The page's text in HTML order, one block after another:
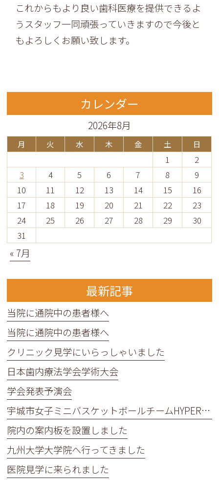
これからもより良い歯科医療を提供できるよ
うスタッフ一同頑張っていきますので今後と
もよろしくお願い致します。
カレンダー
2026年8月
月 火 水 木 金 土 日
1
2
3
4 5 6 7 8
9
10
11 12 13 14 15
16
17
18 19 20 21 22
23
24
25 26 27 28 29
30
31
« 7月
最新記事
当院に通院中の患者様へ
当院に通院中の患者様へ
クリニック見学にいらっしゃいました
日本歯内療法学会学術大会
学会発表予演会
宇城市女子ミニバスケットボールチームHYPER BEATの皆さんが来院してくれました！
院内の案内板を設置しました
九州大学大学院へ行ってきました
医院見学に来られました